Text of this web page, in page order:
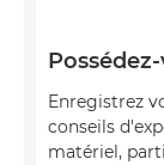
Enregistrez
conseils
matériel,